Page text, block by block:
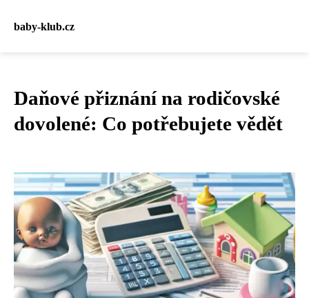
baby-klub.cz
Daňové přiznání na rodičovské
dovolené: Co potřebujete vědět